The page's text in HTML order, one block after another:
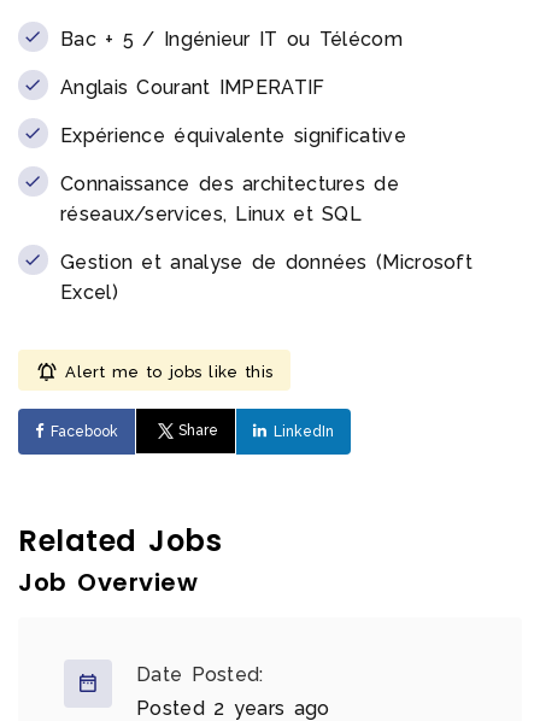
Bac + 5 / Ingénieur IT ou Télécom
Anglais Courant IMPERATIF
Expérience équivalente significative
Connaissance des architectures de
réseaux/services, Linux et SQL
Gestion et analyse de données (Microsoft
Excel)
Alert me to jobs like this
Facebook Share LinkedIn
Related Jobs
Job Overview
Date Posted:
Posted 2 years ago